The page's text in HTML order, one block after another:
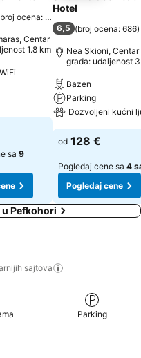
broj ocena: 7.992
Centar
1.8 km
sa 9
Hotel
6,5 (broj ocena: 686)
Nea Skioni, Centar
grada: udaljenost
Bazen
Parking
Dozvoljeni kućni
od 128 €
Pogledaj cene sa 4
Pogledaj cene
Pefkohori
sajtova
Parking